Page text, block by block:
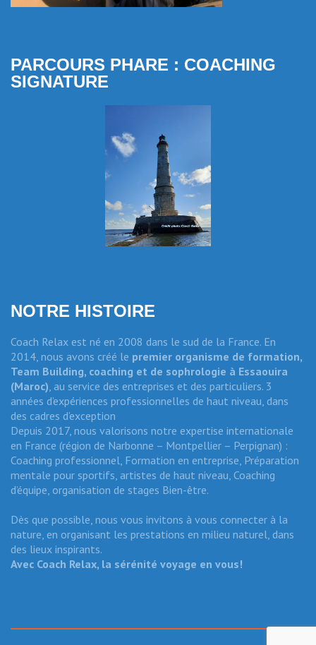
PARCOURS PHARE : COACHING
SIGNATURE
NOTRE HISTOIRE
Coach Relax est né en 2008 dans le sud de la France. En
2014, nous avons créé le premier organisme de formation,
Team Building, coaching et de sophrologie à Essaouira
(Maroc) , au service des entreprises et des particuliers. 3
années d’expériences professionnelles de haut niveau, dans
des cadres d’exception
Depuis 2017, nous valorisons notre expertise internationale
en France (région de Narbonne – Montpellier – Perpignan) :
Coaching professionnel, Formation en entreprise, Préparation
mentale pour sportifs, artistes de haut niveau, Coaching
d’équipe, organisation de stages Bien-être.
Dès que possible, nous vous invitons à vous connecter à la
nature, en organisant les prestations en milieu naturel, dans
des lieux inspirants.
Avec Coach Relax, la sérénité voyage en vous!